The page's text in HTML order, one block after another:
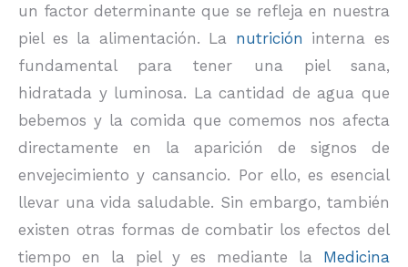
un factor determinante que se refleja en nuestra
piel es la alimentación. La nutrición interna es
fundamental para tener una piel sana,
hidratada y luminosa. La cantidad de agua que
bebemos y la comida que comemos nos afecta
directamente en la aparición de signos de
envejecimiento y cansancio. Por ello, es esencial
llevar una vida saludable. Sin embargo, también
existen otras formas de combatir los efectos del
tiempo en la piel y es mediante la Medicina